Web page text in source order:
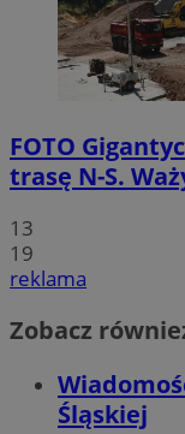
FOTO
trasę N-S.
13
19
reklama
Zobacz
Śląskiej